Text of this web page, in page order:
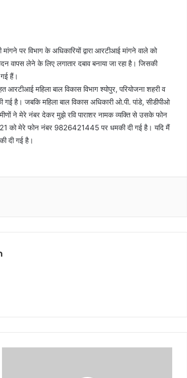
पर विभाग के अधिकारियों द्वारा आरटीआई मांगने वाले को
वापस लेने के लिए लगातार दबाव बनाया जा रहा है। जिसकी
हैं।
महिला बाल विकास विभाग श्योपुर, परियोजना शहरी व
गई है। जबकि महिला बाल विकास अधिकारी ओ.पी. पांडे, सीडीपीओ
ने मेरे नंबर देकर मुझे रवि पाराशर नामक व्यक्ति से उसके फोन
को मेरे फोन नंबर 9826421445 पर धमकी दी गई है। यदि मैं
दी गई है।